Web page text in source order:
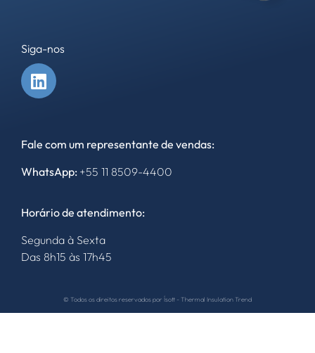
Siga-nos
Fale com um representante de vendas:
WhatsApp: +55 11 8509-4400
Horário de atendimento:
Segunda à Sexta
Das 8h15 às 17h45
© Todos os direitos reservados por Ísott - Thermal Insulation Trend